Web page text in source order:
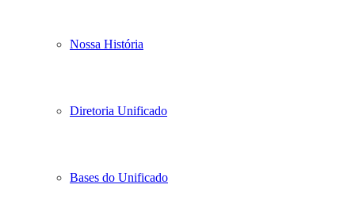
Nossa História
Diretoria Unificado
Bases do Unificado